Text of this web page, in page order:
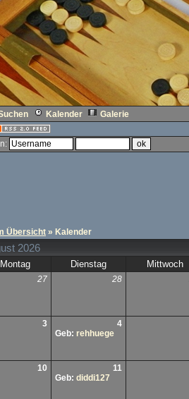
Kalender Galerie
Übersicht » Kalender
2026
Montag Dienstag Mittwoch
27 28
3
4
Geb: rehhuege
10
11
Geb: diddi127